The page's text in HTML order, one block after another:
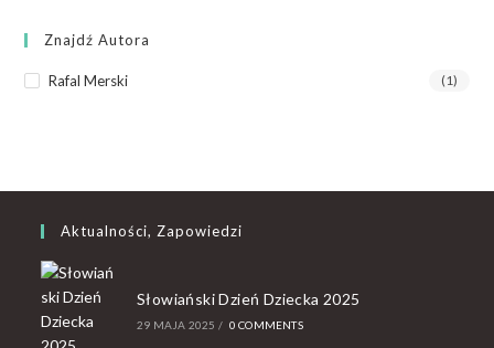
Znajdź Autora
Rafal Merski (1)
Aktualności, Zapowiedzi
Słowiański Dzień Dziecka 2025
29 MAJA 2025 / 0 COMMENTS